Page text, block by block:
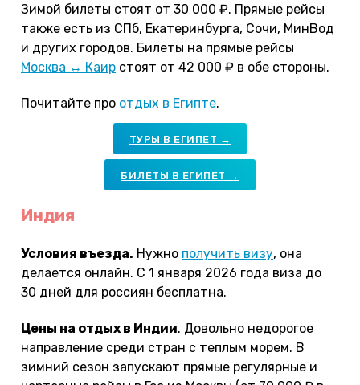
Зимой билеты стоят от 30 000 ₽. Прямые рейсы
также есть из СПб, Екатеринбурга, Сочи, МинВод
и других городов. Билеты на прямые рейсы
Москва ↔ Каир стоят от 42 000 ₽ в обе стороны.
Почитайте про отдых в Египте.
ТУРЫ В ЕГИПЕТ →
БИЛЕТЫ В ЕГИПЕТ →
Индия
Условия въезда. Нужно получить визу, она
делается онлайн. С 1 января 2026 года виза до
30 дней для россиян бесплатна.
Цены на отдых в Индии. Довольно недорогое
направление среди стран с теплым морем. В
зимний сезон запускают прямые регулярные и